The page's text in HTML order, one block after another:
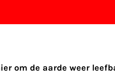
om de aarde weer